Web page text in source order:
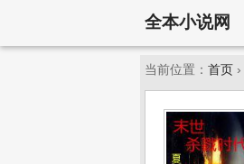
全本小说网
当前位置： 首页 ›